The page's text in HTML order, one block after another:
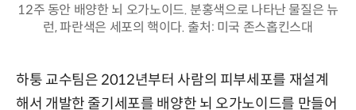
12주 동안 배양한 뇌 오가노이드. 분홍색으로 나타난 물질은 뉴
런, 파란색은 세포의 핵이다. 출처: 미국 존스홉킨스대
하퉁 교수팀은 2012년부터 사람의 피부세포를 재설계
해서 개발한 줄기세포를 배양한 뇌 오가노이드를 만들어